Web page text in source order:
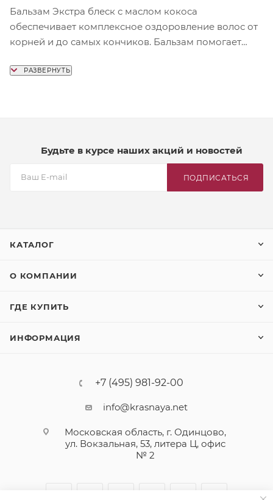
Бальзам Экстра блеск с маслом кокоса
обеспечивает комплексное оздоровление волос от
корней и до самых кончиков. Бальзам помогает
силу и прочность, насыщает волосы живительной
окрашенных волос.
Будьте в курсе наших акций и новостей
ПОДПИСАТЬСЯ
КАТАЛОГ
О КОМПАНИИ
ГДЕ КУПИТЬ
ИНФОРМАЦИЯ
+7 (495) 981-92-00
info@krasnaya.net
Московская область, г. Одинцово,
ул. Вокзальная, 53, литера Ц, офис
№ 2